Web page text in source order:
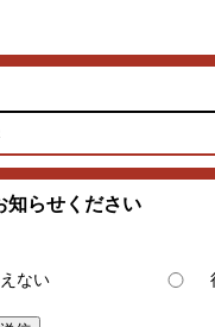
知らせください
ない